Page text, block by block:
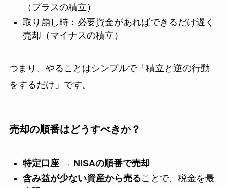
（プラスの積立）
取り崩し時：必要資金があればできるだけ遅く
売却（マイナスの積立）
つまり、やることはシンプルで「積立と逆の行動
をするだけ」です。
売却の順番はどうすべきか？
特定口座 → NISAの順番で売却
含み益が少ない資産から売ることで、税金を最